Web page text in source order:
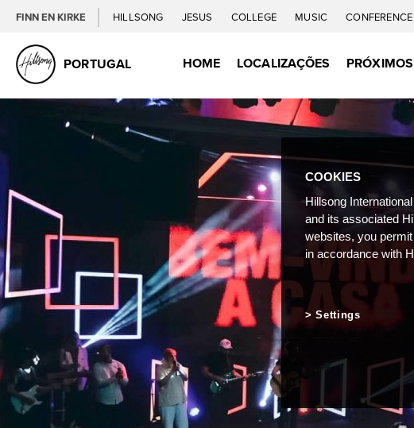
FINN EN KIRKE HILLSONG JESUS COLLEGE MUSIC CONFERENCE
PORTUGAL HOME LOCALIZAÇÕES
COOKIES
Hillsong
and its associated
websites, you
in accordance with
Settings